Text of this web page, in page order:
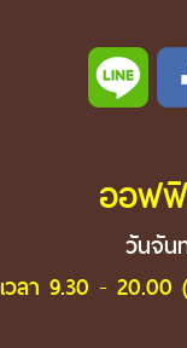
ออฟฟิ
วันจัน
เวลา 9.30 -